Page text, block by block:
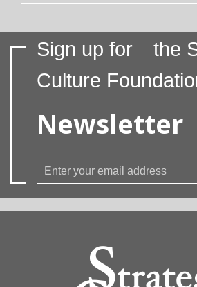
Sign up for
the
Culture
Newsletter